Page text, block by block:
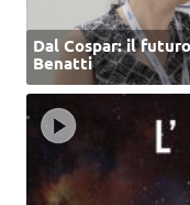
Dal Cospar: il
Benatti